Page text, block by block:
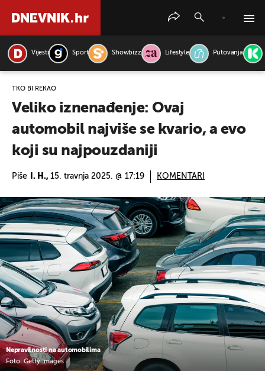
Vijesti Sport Showbizz Lifestyle Putovanja
TKO BI REKAO
Veliko iznenađenje: Ovaj
automobil najviše se kvario, a evo
koji su najpouzdaniji
Piše I. H., 15. travnja 2025. @ 17:19 KOMENTARI
Nepravilnosti na automobilima
Foto: Getty Images
PRETRAŽITE VIJESTI